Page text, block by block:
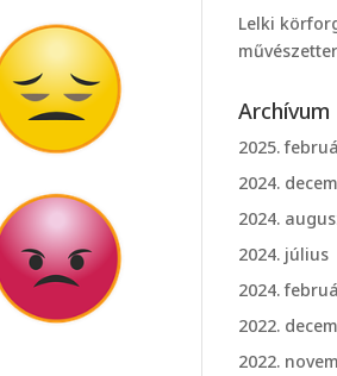
Lelki
Archívum
2025.
2024.
2024.
2024. július
2024.
2022.
2022.